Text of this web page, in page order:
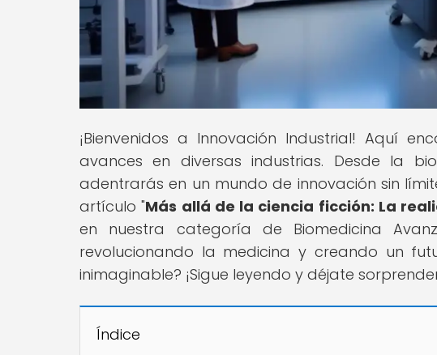
¡Bienvenidos a Innovación Industrial! Aquí
avances en diversas industrias. Desde la
adentrarás en un mundo de innovación sin
artículo "Más allá de la ciencia ficción: La
en nuestra categoría de Biomedicina
revolucionando la medicina y creando un
inimaginable? ¡Sigue leyendo y déjate
Índice